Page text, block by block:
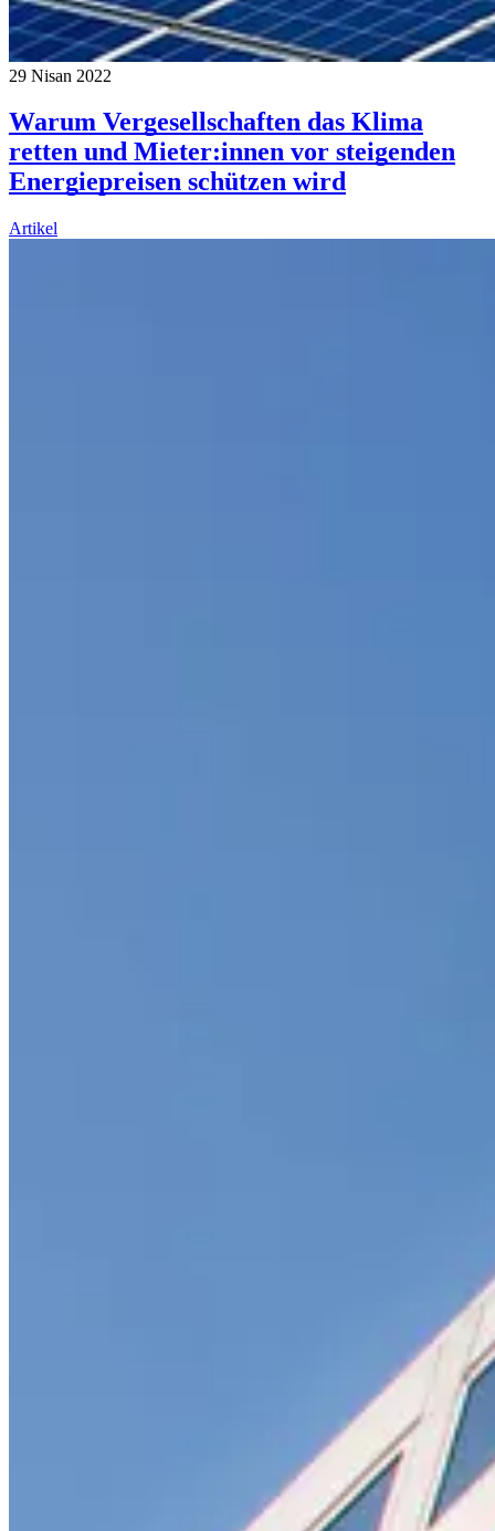
29 Nisan 2022
Warum Vergesellschaften das Klima
retten und Mieter:innen vor steigenden
Energiepreisen schützen wird
Artikel